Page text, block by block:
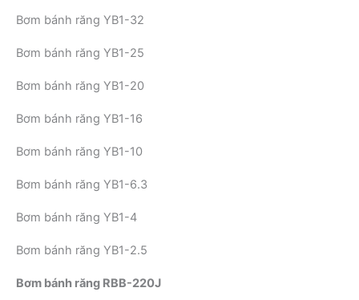
Bơm bánh răng YB1-32
Bơm bánh răng YB1-25
Bơm bánh răng YB1-20
Bơm bánh răng YB1-16
Bơm bánh răng YB1-10
Bơm bánh răng YB1-6.3
Bơm bánh răng YB1-4
Bơm bánh răng YB1-2.5
Bơm bánh răng RBB-220J